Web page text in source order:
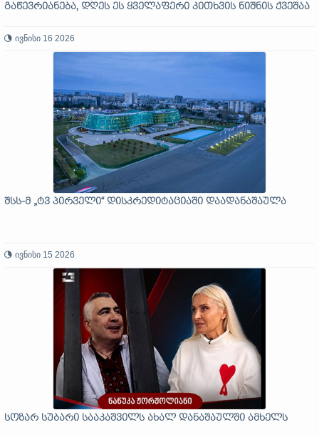
გაწევრიანება, დღეს ეს ყველაფერი კითხვის ნიშნის ქვეშაა
ივნისი 16 2026
შსს-მ „ტვ პირველი“ დისკრედიტაციაში დაადანაშაულა
ივნისი 15 2026
სოზარ სუბარი სააკაშვილს ახალ დანაშაულში ამხელს